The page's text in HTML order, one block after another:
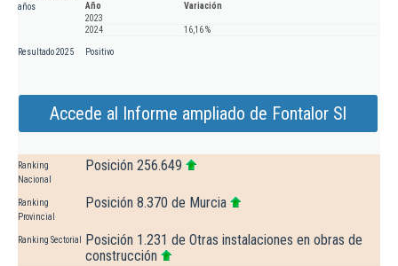
años
Año
Variación
2023
2024
16,16 %
Resultado 2025 Positivo
Accede al Informe ampliado de Fontalor Sl
Ranking
Nacional
Posición 256.649
Ranking
Provincial
Posición 8.370 de Murcia
Ranking Sectorial
Posición 1.231 de Otras instalaciones en obras de
construcción